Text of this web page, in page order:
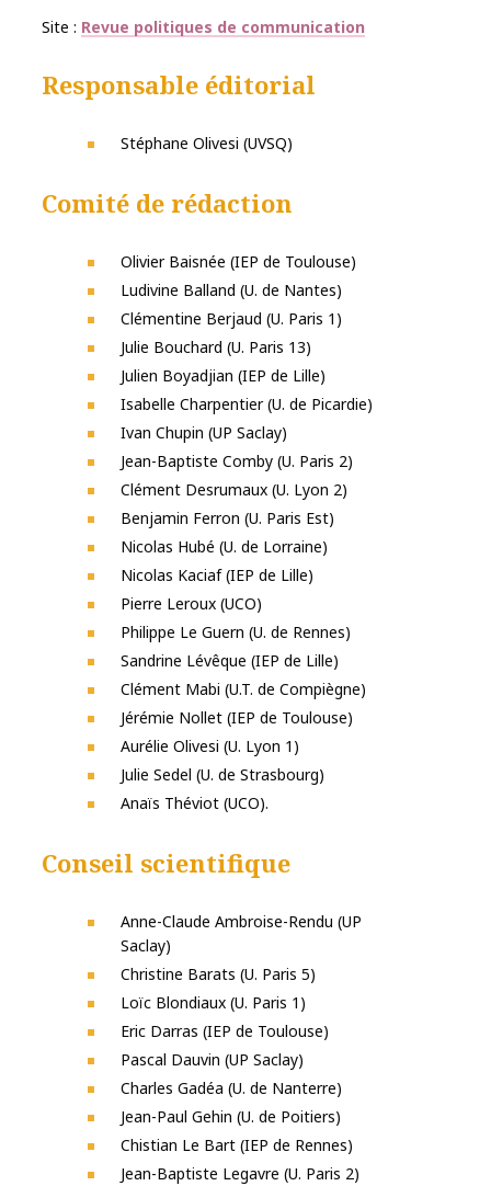
Site : Revue politiques de communication
Responsable éditorial
Stéphane Olivesi (UVSQ)
Comité de rédaction
Olivier Baisnée (IEP de Toulouse)
Ludivine Balland (U. de Nantes)
Clémentine Berjaud (U. Paris 1)
Julie Bouchard (U. Paris 13)
Julien Boyadjian (IEP de Lille)
Isabelle Charpentier (U. de Picardie)
Ivan Chupin (UP Saclay)
Jean-Baptiste Comby (U. Paris 2)
Clément Desrumaux (U. Lyon 2)
Benjamin Ferron (U. Paris Est)
Nicolas Hubé (U. de Lorraine)
Nicolas Kaciaf (IEP de Lille)
Pierre Leroux (UCO)
Philippe Le Guern (U. de Rennes)
Sandrine Lévêque (IEP de Lille)
Clément Mabi (U.T. de Compiègne)
Jérémie Nollet (IEP de Toulouse)
Aurélie Olivesi (U. Lyon 1)
Julie Sedel (U. de Strasbourg)
Anaïs Théviot (UCO).
Conseil scientifique
Anne-Claude Ambroise-Rendu (UP
Saclay)
Christine Barats (U. Paris 5)
Loïc Blondiaux (U. Paris 1)
Eric Darras (IEP de Toulouse)
Pascal Dauvin (UP Saclay)
Charles Gadéa (U. de Nanterre)
Jean-Paul Gehin (U. de Poitiers)
Chistian Le Bart (IEP de Rennes)
Jean-Baptiste Legavre (U. Paris 2)